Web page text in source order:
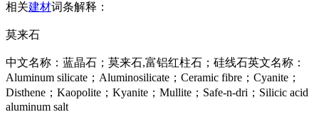
相关建材词条解释：
莫来石
中文名称：蓝晶石；莫来石,富铝红柱石；硅线石英文名称：
Aluminum silicate；Aluminosilicate；Ceramic fibre；Cyanite；
Disthene；Kaopolite；Kyanite；Mullite；Safe-n-dri；Silicic acid
aluminum salt